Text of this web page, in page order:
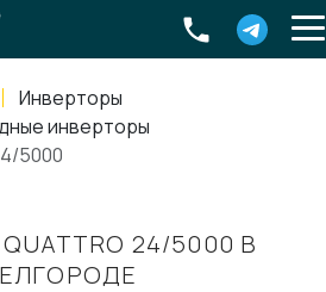
Инверторы
инверторы
5000
24/5000 В
Екатеринбург ,